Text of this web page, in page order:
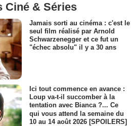
Ciné & Séries
Jamais sorti au cinéma : c'est le
seul film réalisé par Arnold
Schwarzenegger et ce fut un
"échec absolu" il y a 30 ans
Ici tout commence en avance :
Loup va-t-il succomber à la
tentation avec Bianca ?... Ce
qui vous attend la semaine du
10 au 14 août 2026 [SPOILERS]